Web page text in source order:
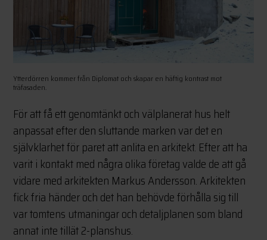
Ytterdörren kommer från Diplomat och skapar en häftig kontrast mot
träfasaden.
För att få ett genomtänkt och välplanerat hus helt
anpassat efter den sluttande marken var det en
självklarhet för paret att anlita en arkitekt. Efter att ha
varit i kontakt med några olika företag valde de att gå
vidare med arkitekten Markus Andersson. Arkitekten
fick fria händer och det han behövde förhålla sig till
var tomtens utmaningar och detaljplanen som bland
annat inte tillät 2-planshus.